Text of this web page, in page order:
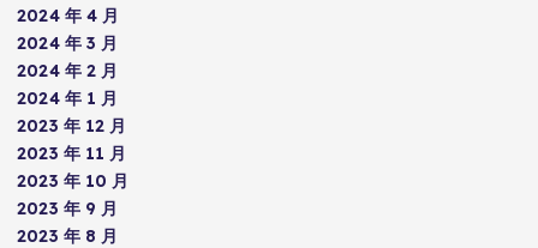
2024 年 4 月
2024 年 3 月
2024 年 2 月
2024 年 1 月
2023 年 12 月
2023 年 11 月
2023 年 10 月
2023 年 9 月
2023 年 8 月